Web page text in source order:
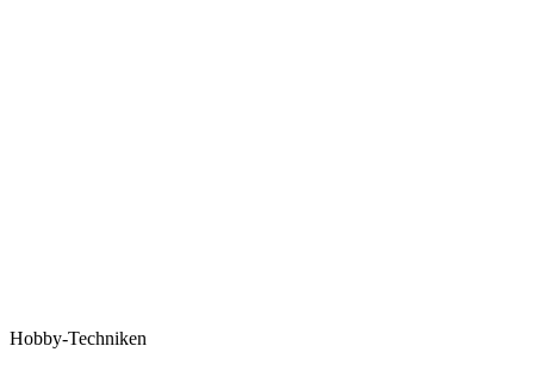
Hobby-Techniken